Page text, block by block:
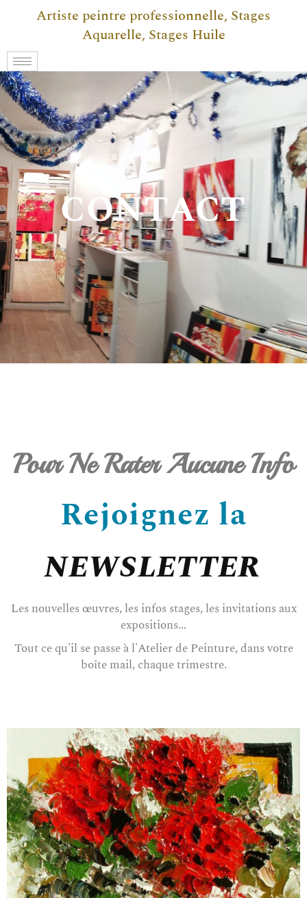
Artiste peintre professionnelle, Stages
Aquarelle, Stages Huile
CONTACT
Pour Ne Rater Aucune Info
Rejoignez la
NEWSLETTER
Les nouvelles œuvres, les infos stages, les invitations aux
expositions...
Tout ce qu'il se passe à l'Atelier de Peinture, dans votre
boîte mail, chaque trimestre.